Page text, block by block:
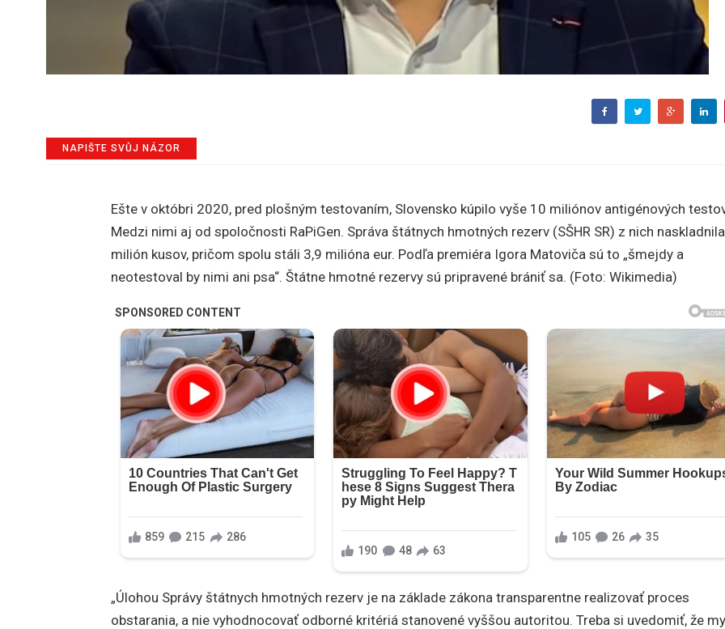
NAPIŠTE SVŮJ NÁZOR
Ešte v októbri 2020, pred plošným testovaním, Slovensko kúpilo vyše 10 miliónov antigénových
Medzi nimi aj od spoločnosti RaPiGen. Správa štátnych hmotných rezerv (SŠHR SR) z nich naskladnila
milión kusov, pričom spolu stáli 3,9 milióna eur. Podľa premiéra Igora Matoviča sú to „šmejdy a
neotestoval by nimi ani psa“. Štátne hmotné rezervy sú pripravené brániť sa. (Foto: Wikimedia)
„Úlohou Správy štátnych hmotných rezerv je na základe zákona transparentne realizovať proces
obstarania, a nie vyhodnocovať odborné kritériá stanovené vyššou autoritou. Treba si uvedomiť, že my